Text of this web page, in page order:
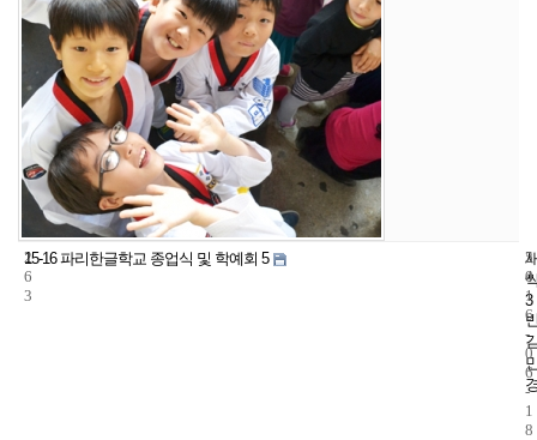
2
6
3
15-16 파리한글학교 종업식 및 학예회 5
3
5
4
2
0
1
6
-
0
6
-
1
8